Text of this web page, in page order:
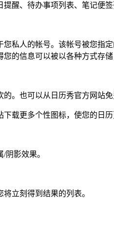
醒、待办事项列表、笔记便签
私人的帐号。该帐号被您
的信息可以被以各种方式存
。也可以从日历秀官方网站免
载更多个性图标，使您的日历
阴影效果。
立刻得到结果的列表。